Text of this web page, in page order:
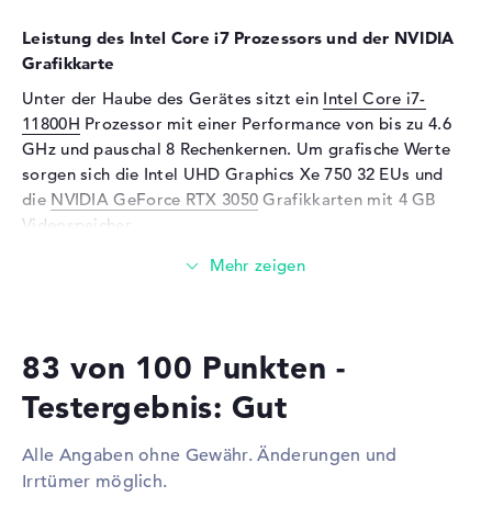
Unterstützte Flash-
Speicherkarten
MMC, SD Memory Card,
Audio
Soundkarte
Mikrofon
vorhanden
Webcam
Tastatur
Beleuchtet (hintergrund)
Netzwerk
Netzwerkkarte
Gigabit Ethernet
(10/100/1000)
Leistung des Intel Core i7 Prozessors und der NVIDIA
Grafikkarte
Unter der Haube des Gerätes sitzt ein Intel Core i7-
11800H Prozessor mit einer Performance von bis zu 4.6
GHz und pauschal 8 Rechenkernen. Um grafische Werte
sorgen sich die Intel UHD Graphics Xe 750 32 EUs und
die NVIDIA GeForce RTX 3050 Grafikkarten mit 4 GB
Videospeicher.
Wieviel Speicher hat das Lenovo ThinkBook 15p G2
und kommt mit der DDR4 SDRAM (PC4-23466 - 2933
Modell 32 GByte verwendet werden. Das Lenovo
Festplatte Aufnahmefähigkeit von 512 GB SSD.
83 von 100 Punkten -
Testergebnis: Gut
Alle Angaben ohne Gewähr. Änderungen und
Irrtümer möglich.